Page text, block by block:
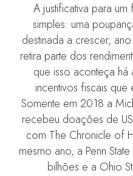
A justificativa para
simples: uma
destinada a crescer,
retira parte dos
que isso aconteça
incentivos fiscais
Somente em 2018 a
recebeu doações de
com The Chronicle of
mesmo ano, a Penn
bilhões e a Ohio